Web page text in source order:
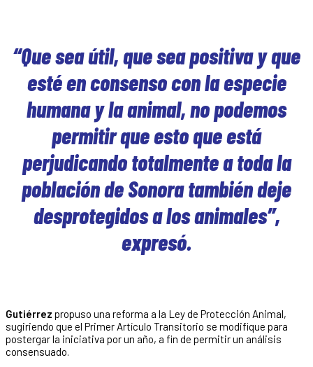
“Que sea útil, que sea positiva y que
esté en consenso con la especie
humana y la animal, no podemos
permitir que esto que está
perjudicando totalmente a toda la
población de Sonora también deje
desprotegidos a los animales”,
expresó.
Gutiérrez propuso una reforma a la Ley de Protección Animal,
sugiriendo que el Primer Artículo Transitorio se modifique para
postergar la iniciativa por un año, a fin de permitir un análisis
consensuado.